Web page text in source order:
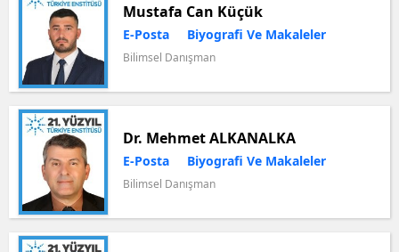
Mustafa Can Küçük
Bilimsel Danışman
E-Posta Biyografi Ve Makaleler
Dr. Mehmet ALKANALKA
Bilimsel Danışman
E-Posta Biyografi Ve Makaleler